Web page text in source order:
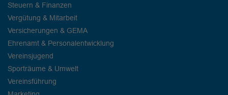
Steuern & Finanzen
Vergütung & Mitarbeit
Versicherungen & GEMA
Ehrenamt & Personalentwicklung
Vereinsjugend
Sporträume & Umwelt
Vereinsführung